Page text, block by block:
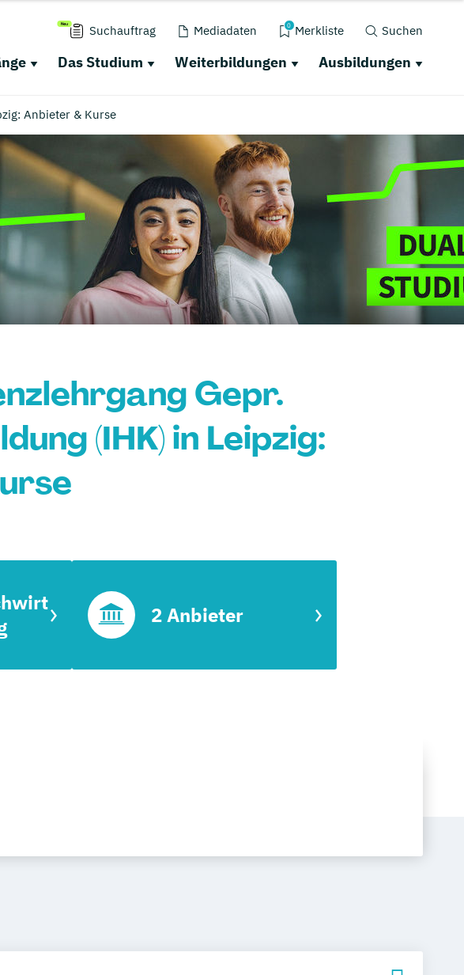
Suchauftrag Mediadaten 0 Merkliste Suchen
Das Studium Weiterbildungen Ausbildungen
Anbieter & Kurse
Gepr.
(IHK) in Leipzig:
2 Anbieter